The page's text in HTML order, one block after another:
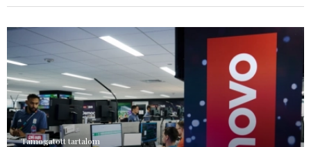
Támogatott tartalom